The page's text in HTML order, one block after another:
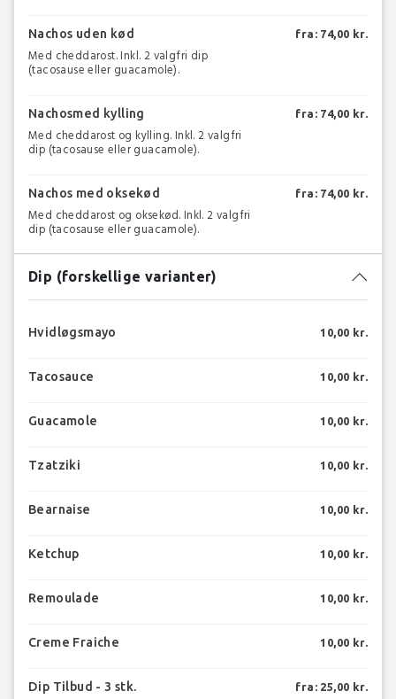
Nachos uden kød
Med cheddarost. Inkl. 2 valgfri dip
(tacosause eller guacamole).
fra: 74,00 kr.
Nachosmed kylling
Med cheddarost og kylling. Inkl. 2 valgfri
dip (tacosause eller guacamole).
fra: 74,00 kr.
Nachos med oksekød
Med cheddarost og oksekød. Inkl. 2 valgfri
dip (tacosause eller guacamole).
fra: 74,00 kr.
Dip (forskellige varianter)
Hvidløgsmayo 10,00 kr.
Tacosauce 10,00 kr.
Guacamole 10,00 kr.
Tzatziki 10,00 kr.
Bearnaise 10,00 kr.
Ketchup 10,00 kr.
Remoulade 10,00 kr.
Creme Fraiche 10,00 kr.
Dip Tilbud - 3 stk. fra: 25,00 kr.